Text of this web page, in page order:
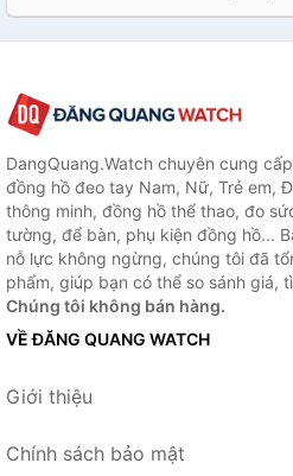
DangQuang.Watch chuyên cung
đồng hồ đeo tay Nam, Nữ, Trẻ em,
thông minh, đồng hồ thể thao, đo
tường, để bàn, phụ kiện đồng hồ...
nỗ lực không ngừng, chúng tôi đã
phẩm, giúp bạn có thể so sánh giá,
Chúng tôi không bán hàng.
VỀ ĐĂNG QUANG WATCH
Giới thiệu
Chính sách bảo mật